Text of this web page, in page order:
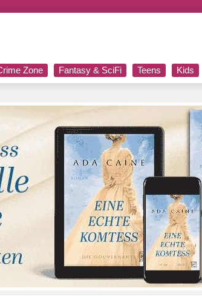
Zone Fantasy & SciFi Teens Kids